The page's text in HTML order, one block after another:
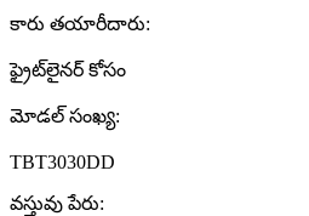
కారు తయారీదారు:
ఫ్రైట్‌లైనర్ కోసం
మోడల్ సంఖ్య:
TBT3030DD
వస్తువు పేరు: